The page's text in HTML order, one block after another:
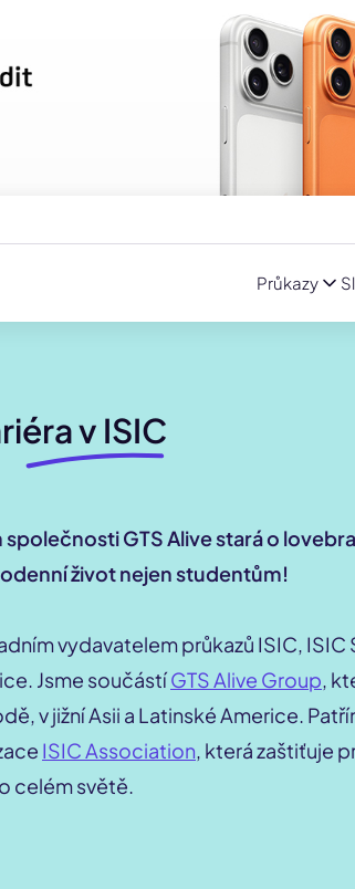
Průkazy
v ISIC
GTS Alive stará o
život nejen studentům!
vydavatelem průkazů ISIC, ISIC
Jsme součástíGTS Alive Group,
v jižní Asii a Latinské Americe.
ISIC Association, která zaštiťuje
celém světě.